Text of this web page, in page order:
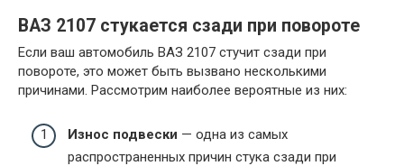
ВАЗ 2107 стукается сзади при повороте
Если ваш автомобиль ВАЗ 2107 стучит сзади при
повороте, это может быть вызвано несколькими
причинами. Рассмотрим наиболее вероятные из них:
Износ подвески — одна из самых
распространенных причин стука сзади при